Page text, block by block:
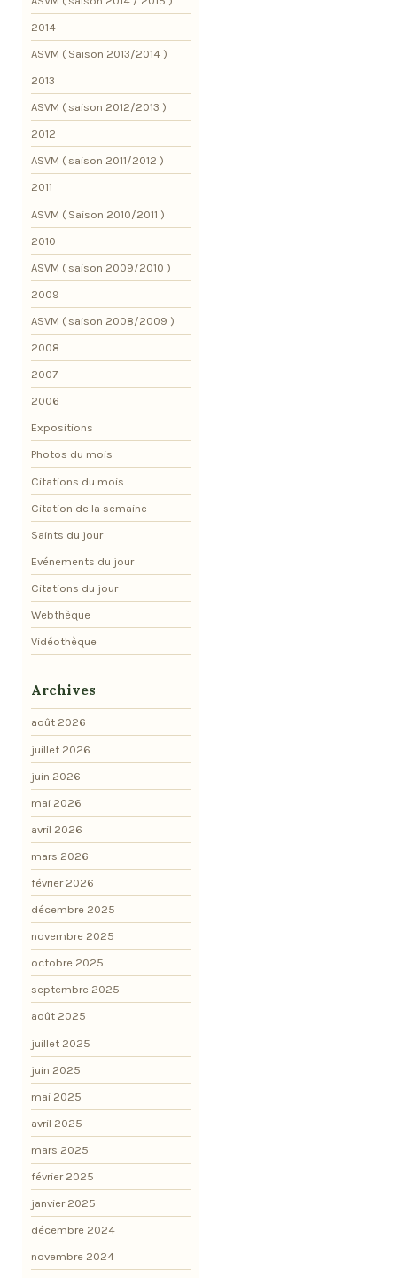
2014
ASVM ( Saison 2013/2014 )
2013
ASVM ( saison 2012/2013 )
2012
ASVM ( saison 2011/2012 )
2011
ASVM ( Saison 2010/2011 )
2010
ASVM ( saison 2009/2010 )
2009
ASVM ( saison 2008/2009 )
2008
2007
2006
Expositions
Photos du mois
Citations du mois
Citation de la semaine
Saints du jour
Evénements du jour
Citations du jour
Webthèque
Vidéothèque
Archives
août 2026
juillet 2026
juin 2026
mai 2026
avril 2026
mars 2026
février 2026
décembre 2025
novembre 2025
octobre 2025
septembre 2025
août 2025
juillet 2025
juin 2025
mai 2025
avril 2025
mars 2025
février 2025
janvier 2025
décembre 2024
novembre 2024